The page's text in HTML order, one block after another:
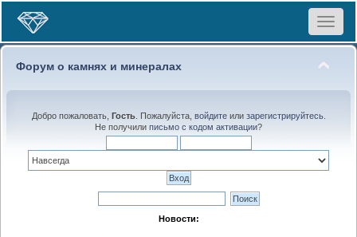
Toggle
Форум о камнях и минералах
Добро пожаловать, Гость. Пожалуйста, войдитеили зарегистрируйтесь.
Не получили письмо с кодом активации?
Новости: